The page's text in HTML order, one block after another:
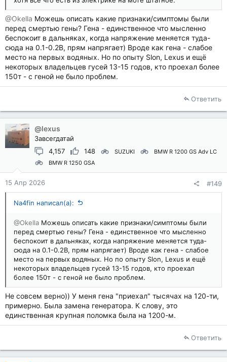
@Okella Можешь описать какие признаки/симптомы были
перед смертью гены? Гена - единственное что мысленно
беспокоит в дальняках, когда напряжение меняется туда-
сюда на 0.1-0.2В, прям напрягает) Вроде как гена - слабое
место на первых водяных. Но по опыту Slon, Lexus и ещё
некоторых владельцев гусей 13-15 годов, кто проехал более
150т - с геной не было проблем.
Ответить
@lexus
Завсегдатай
4,157
148 SUZUKI
BMW R 1200 GS Adv LC
BMW R 1250 GSA
15 Апр 2026 #149
Na4fin написал(а):
@Okella Можешь описать какие признаки/симптомы были
перед смертью гены? Гена - единственное что мысленно
беспокоит в дальняках, когда напряжение меняется туда-
сюда на 0.1-0.2В, прям напрягает) Вроде как гена - слабое
место на первых водяных. Но по опыту Slon, Lexus и ещё
некоторых владельцев гусей 13-15 годов, кто проехал
более 150т - с геной не было проблем.
Не совсем верно)) У меня гена "приехал" тысячах на 120-ти,
примерно. Была замена генератора. К слову, это
единственная крупная поломка была на 1200-м.
Ответить